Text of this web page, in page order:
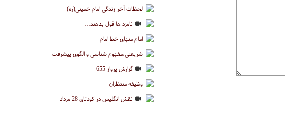
لحظات آخر زندگی امام خمینی(ره)
نامزد ها قول بدهند...
امام منهای خط امام
شریعتی،مفهوم شناسی و الگوی پیشرفت
گزارش پرواز 655
وظیفه منتظران
نقش انگلیس در کودتای 28 مرداد